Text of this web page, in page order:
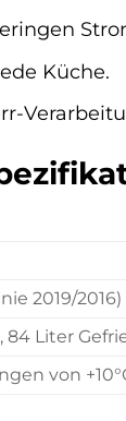
Küche.
2019/2016)
84 Liter
von